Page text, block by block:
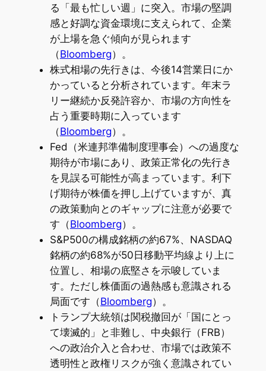
る「最も忙しい週」に突入。市場の堅調
感と好調な資金環境に支えられて、企業
が上場を急ぐ傾向が見られます
（Bloomberg）。
株式相場の先行きは、今後14営業日にか
かっていると分析されています。年末ラ
リー継続か反発許容か、市場の方向性を
占う重要時期に入っています
（Bloomberg）。
Fed（米連邦準備制度理事会）への過度な
期待が市場にあり、政策正常化の先行き
を見誤る可能性が高まっています。利下
げ期待が株価を押し上げていますが、真
の政策動向とのギャップに注意が必要で
す（Bloomberg）。
S&P500の構成銘柄の約67%、NASDAQ
銘柄の約68%が50日移動平均線より上に
位置し、相場の底堅さを示唆していま
す。ただし株価面の過熱感も意識される
局面です（Bloomberg）。
トランプ大統領は関税撤回が「国にとっ
て壊滅的」と非難し、中央銀行（FRB）
への政治介入と合わせ、市場では政策不
透明性と政権リスクが強く意識されてい